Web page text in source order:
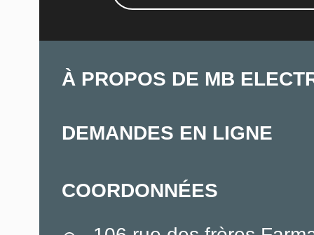
À PROPOS DE MB
DEMANDES EN LIGNE
COORDONNÉES